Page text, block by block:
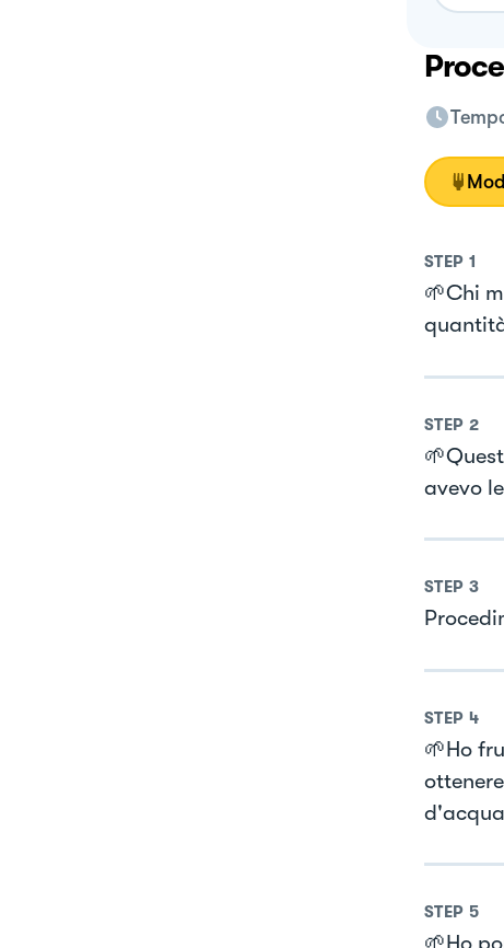
STEP 1
🌱Chi
STEP 2
avevo
STEP 3
STEP 4
🌱Ho
STEP 5